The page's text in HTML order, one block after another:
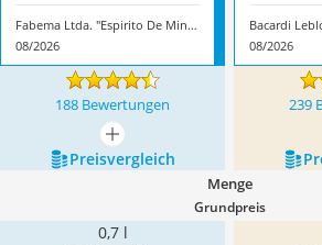
Fabema Ltda. "Espirito De Minas"
08/2026
Bacardi
08/2026
188 Bewertungen 239
mehr anzeigen
Preis­vergleich
Menge
Grundpreis
0,7 l